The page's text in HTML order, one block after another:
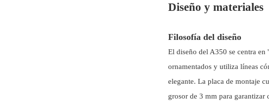
Diseño y materiales
Filosofía del diseño
El diseño del A350 se centra
ornamentados y utiliza líneas
elegante. La placa de montaje
grosor de 3 mm para